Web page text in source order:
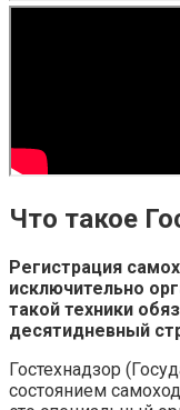
Что такое
Регистрация
исключительно
такой техники
десятидневный
Гостехнадзор
состоянием